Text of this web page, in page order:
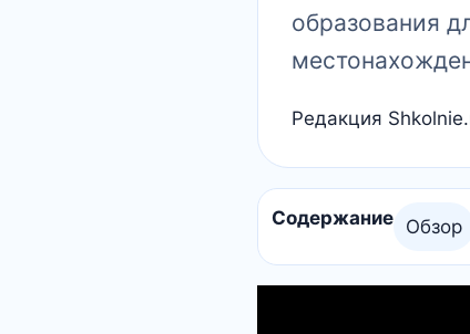
образования
Редакция
Содержание Обзор